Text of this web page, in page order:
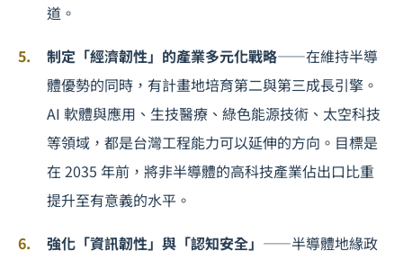
道。
制定「經濟韌性」的產業多元化戰略——在維持半導
體優勢的同時，有計畫地培育第二與第三成長引擎。
AI 軟體與應用、生技醫療、綠色能源技術、太空科技
等領域，都是台灣工程能力可以延伸的方向。目標是
在 2035 年前，將非半導體的高科技產業佔出口比重
提升至有意義的水平。
強化「資訊韌性」與「認知安全」 ——半導體地緣政